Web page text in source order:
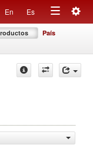
En Es
Toggle
País